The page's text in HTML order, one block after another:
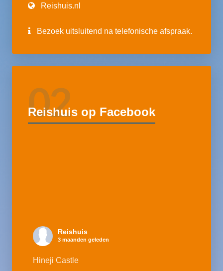
Reishuis.nl
Bezoek uitsluitend na telefonische afspraak.
02
Reishuis op Facebook
Reishuis
3 maanden geleden
Hineji Castle